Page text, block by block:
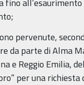
pervenute,
da parte di Alma
e Reggio Emilia,
per una